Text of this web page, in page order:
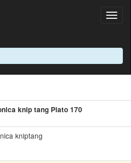
knip tang Plato 170
kniptang